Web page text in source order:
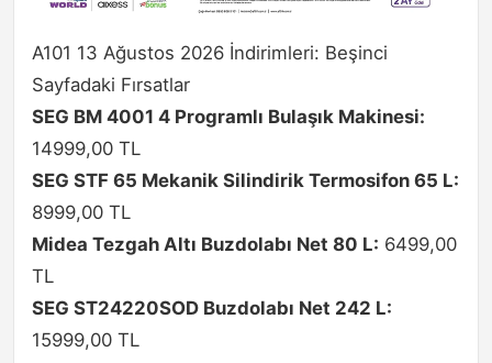
A101 13 Ağustos 2026 İndirimleri: Beşinci
Sayfadaki Fırsatlar
SEG BM 4001 4 Programlı Bulaşık Makinesi:
14999,00 TL
SEG STF 65 Mekanik Silindirik Termosifon 65 L:
8999,00 TL
Midea Tezgah Altı Buzdolabı Net 80 L: 6499,00
TL
SEG ST24220SOD Buzdolabı Net 242 L:
15999,00 TL